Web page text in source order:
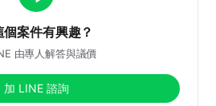
個案件有興趣？
由專人解答與議價
加 LINE 諮詢